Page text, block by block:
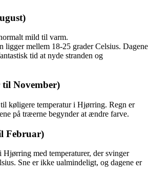
mild til varm.
ligger mellem 18-25 grader Celsius. Dagene
tid at nyde stranden og
til November)
køligere temperatur i Hjørring. Regn er
på træerne begynder at ændre farve.
Februar)
med temperaturer, der svinger
Sne er ikke ualmindeligt, og dagene er